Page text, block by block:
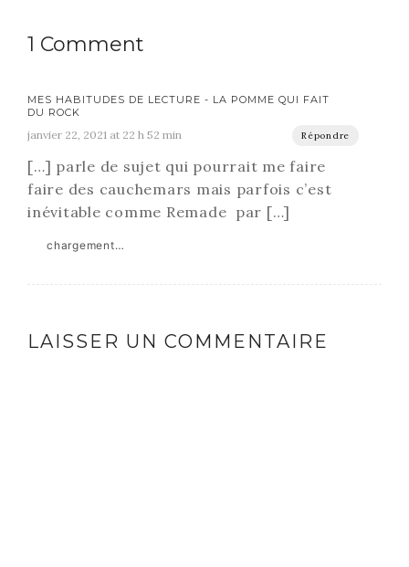
1 Comment
MES HABITUDES DE LECTURE - LA POMME QUI FAIT
DU ROCK
janvier 22, 2021 at 22 h 52 min Répondre
[…] parle de sujet qui pourrait me faire
faire des cauchemars mais parfois c’est
inévitable comme Remade par […]
chargement…
LAISSER UN COMMENTAIRE